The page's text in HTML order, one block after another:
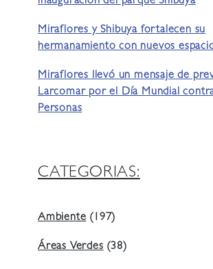
Miraflores y Shibuya fortalecen su
hermanamiento con nuevos
Miraflores llevó un mensaje de
Larcomar por el Día Mundial
Personas
CATEGORIAS:
Ambiente (197)
Áreas Verdes (38)